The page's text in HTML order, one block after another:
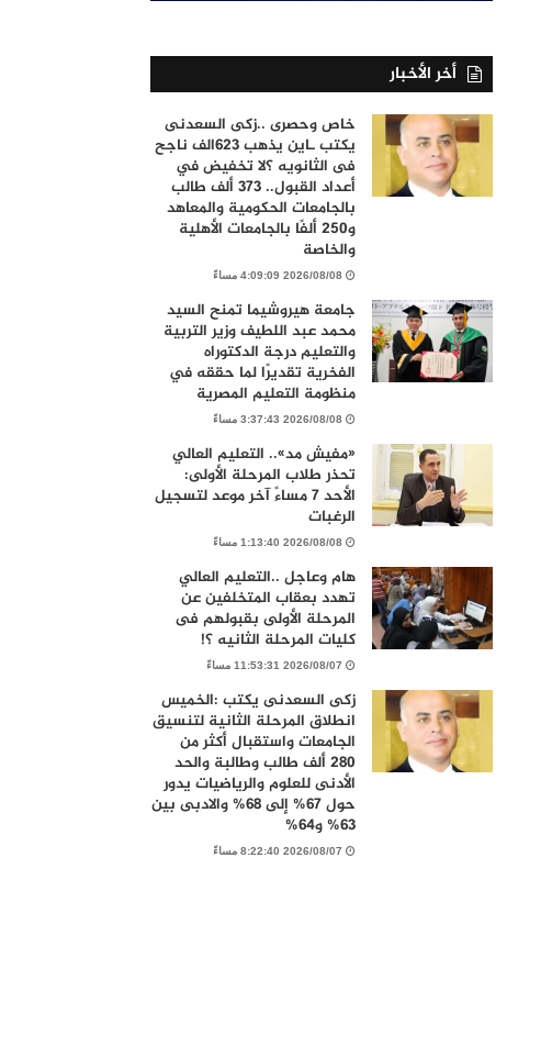
أخر الأخبار
خاص وحصرى ..زكى السعدنى
يكتب ـاين يذهب ٦٢٣الف ناجح
فى الثانويه ؟لا تخفيض في
أعداد القبول.. 373 ألف طالب
بالجامعات الحكومية والمعاهد
و250 ألفًا بالجامعات الأهلية
والخاصة
2026/08/08 4:09:09 مساءً
جامعة هيروشيما تمنح السيد
محمد عبد اللطيف وزير التربية
والتعليم درجة الدكتوراه
الفخرية تقديرًا لما حققه في
منظومة التعليم المصرية
2026/08/08 3:37:43 مساءً
«مفيش مد».. التعليم العالي
تحذر طلاب المرحلة الأولى:
الأحد 7 مساءً آخر موعد لتسجيل
الرغبات
2026/08/08 1:13:40 مساءً
هام وعاجل ..التعليم العالي
تهدد بعقاب المتخلفين عن
المرحلة الأولى بقبولهم فى
كليات المرحلة الثانيه ؟!
2026/08/07 11:53:31 مساءً
زكى السعدنى يكتب :الخميس
انطلاق المرحلة الثانية لتنسيق
الجامعات واستقبال أكثر من
280 ألف طالب وطالبة والحد
الأدنى للعلوم والرياضيات يدور
حول 67% إلى 68% والادبى بين
63% و64%
2026/08/07 8:22:40 مساءً